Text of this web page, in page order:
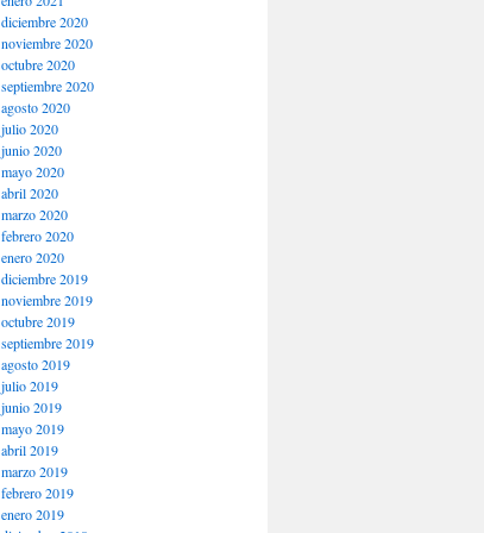
diciembre 2020
noviembre 2020
octubre 2020
septiembre 2020
agosto 2020
julio 2020
junio 2020
mayo 2020
abril 2020
marzo 2020
febrero 2020
enero 2020
diciembre 2019
noviembre 2019
octubre 2019
septiembre 2019
agosto 2019
julio 2019
junio 2019
mayo 2019
abril 2019
marzo 2019
febrero 2019
enero 2019